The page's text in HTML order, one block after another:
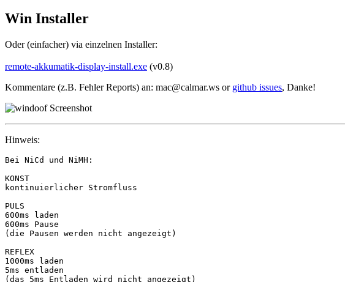
Win Installer
Oder (einfacher) via einzelnen Installer:
remote-akkumatik-display-install.exe (v0.8)
Kommentare (z.B. Fehler Reports) an: mac@calmar.ws or github issues, Danke!
Hinweis:
Bei NiCd und NiMH:
KONST
kontinuierlicher Stromfluss
PULS
600ms laden
600ms Pause
(die Pausen werden nicht angezeigt)
REFLEX
1000ms laden
5ms entladen
(das 5ms Entladen wird nicht angezeigt)